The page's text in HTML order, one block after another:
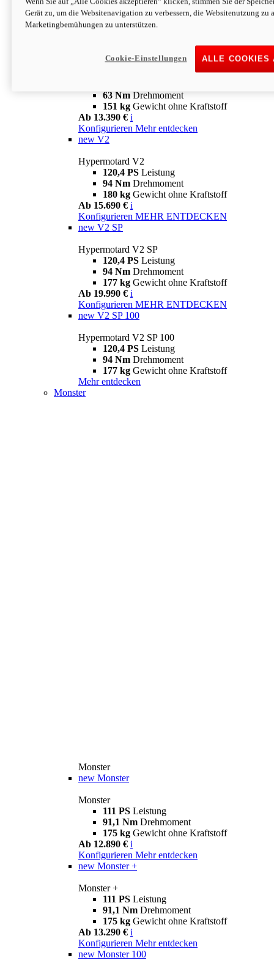
63 NmDrehmoment
151 kgGewicht ohne Kraftstoff
Ab 13.890 € i
63 Nm Drehmoment
151 kg Gewicht ohne Kraftstoff
Ab 13.390 € i
Konfigurieren Mehr entdecken
new V2
Hypermotard V2
120,4 PS Leistung
94 Nm Drehmoment
180 kg Gewicht ohne Kraftstoff
Ab 15.690 € i
Konfigurieren MEHR ENTDECKEN
new V2 SP
Hypermotard V2 SP
120,4 PS Leistung
94 Nm Drehmoment
177 kg Gewicht ohne Kraftstoff
Ab 19.990 € i
Konfigurieren MEHR ENTDECKEN
new V2 SP 100
Hypermotard V2 SP 100
120,4 PS Leistung
94 Nm Drehmoment
177 kg Gewicht ohne Kraftstoff
Mehr entdecken
Monster
Monster
new Monster
Monster
111 PS Leistung
91,1 Nm Drehmoment
175 kg Gewicht ohne Kraftstoff
Ab 12.890 € i
Konfigurieren Mehr entdecken
new Monster +
Monster +
111 PS Leistung
91,1 Nm Drehmoment
175 kg Gewicht ohne Kraftstoff
Ab 13.290 € i
Konfigurieren Mehr entdecken
new Monster 100
Gerät zu, um die Websitenavigation zu verbessern, die Websitenutzung zu
Marketingbemühungen zu unterstützen.
ALLE COOKIES
Cookie-Einstellungen